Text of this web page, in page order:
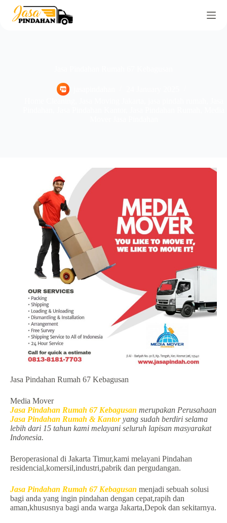
Jasa Pindahan Rumah 67 Kebagusan
Media Mover
Jasa Pindahan Rumah 67 Kebagusan merupakan Perusahaan
Jasa Pindahan Rumah & Kantor yang sudah berdiri selama
lebih dari 15 tahun kami melayani seluruh lapisan masyarakat
Indonesia.
Beroperasional di Jakarta Timur,kami melayani Pindahan
residencial,komersil,industri,pabrik dan pergudangan.
Jasa Pindahan Rumah 67 Kebagusan menjadi sebuah solusi
bagi anda yang ingin pindahan dengan cepat,rapih dan
aman,khususnya bagi anda warga Jakarta,Depok dan sekitarnya.